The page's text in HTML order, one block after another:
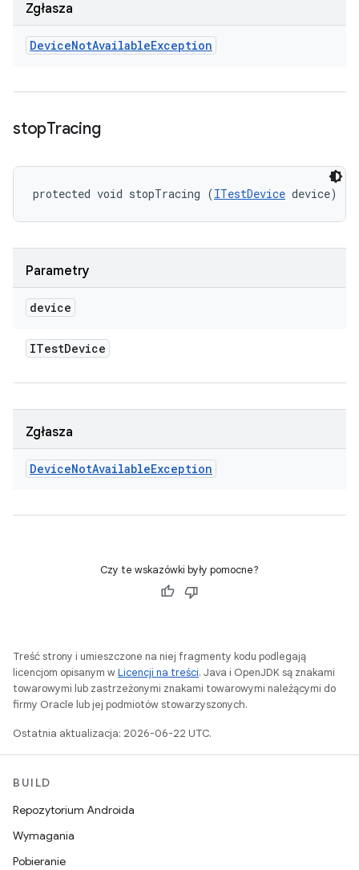
Zgłasza
DeviceNotAvailableException
stopTracing
protected void stopTracing (ITestDevice device)
Parametry
device
ITestDevice
Zgłasza
DeviceNotAvailableException
Czy te wskazówki były pomocne?
Treść strony i umieszczone na niej fragmenty kodu podlegają
licencjom opisanym wLicencji na treści. Java i OpenJDK są znakami
towarowymi lub zastrzeżonymi znakami towarowymi należącymi do
firmy Oracle lub jej podmiotów stowarzyszonych.
Ostatnia aktualizacja: 2026-06-22 UTC.
BUILD
Repozytorium Androida
Wymagania
Pobieranie